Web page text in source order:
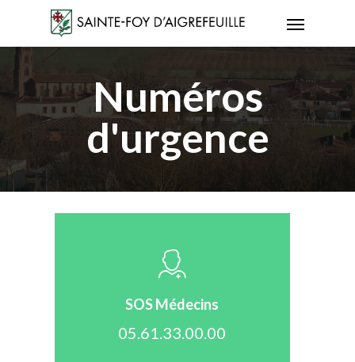
main
content
Menu
Numéros
d'urgence
SOS Médecins
05.61.33.00.00